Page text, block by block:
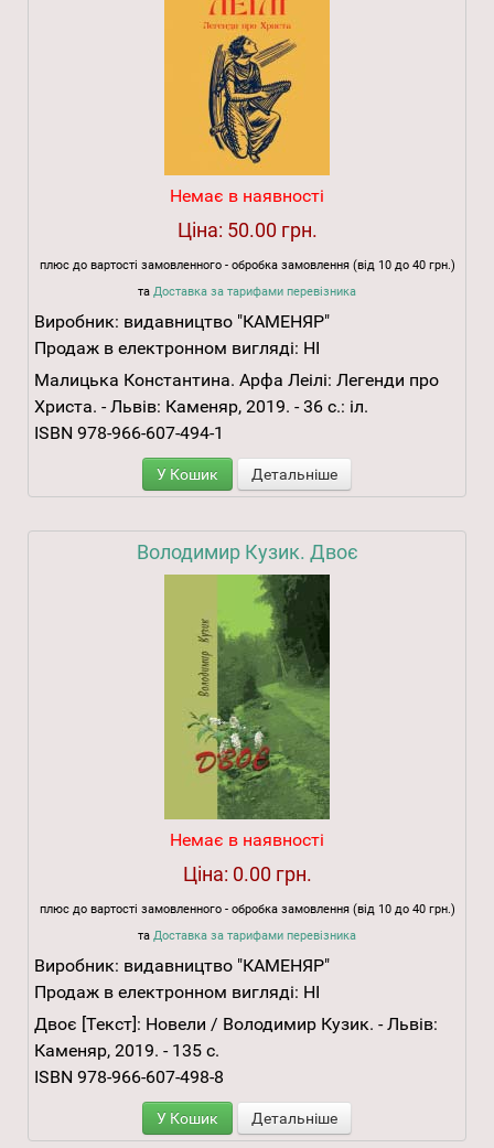
Немає в наявності
Ціна: 50.00 грн.
плюс до вартості замовленного - обробка замовлення (від 10 до 40 грн.)
та Доставка за тарифами перевізника
Виробник: видавництво "КАМЕНЯР"
Продаж в електронном вигляді: НІ
Малицька Константина. Арфа Леілі: Легенди про
Христа. - Львів: Каменяр, 2019. - 36 с.: іл.
ISBN 978-966-607-494-1
У Кошик Детальніше
Володимир Кузик. Двоє
Немає в наявності
Ціна: 0.00 грн.
плюс до вартості замовленного - обробка замовлення (від 10 до 40 грн.)
та Доставка за тарифами перевізника
Виробник: видавництво "КАМЕНЯР"
Продаж в електронном вигляді: НІ
Двоє [Текст]: Новели / Володимир Кузик. - Львів:
Каменяр, 2019. - 135 с.
ISBN 978-966-607-498-8
У Кошик Детальніше